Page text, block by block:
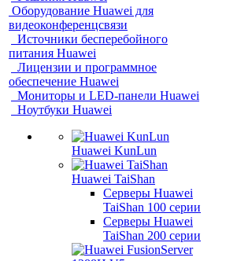
Оборудование Huawei для
видеоконференцсвязи
Источники бесперебойного
питания Huawei
Лицензии и программное
обеспечение Huawei
Мониторы и LED-панели Huawei
Ноутбуки Huawei
Huawei KunLun
Huawei TaiShan
Серверы Huawei
TaiShan 100 серии
Серверы Huawei
TaiShan 200 серии